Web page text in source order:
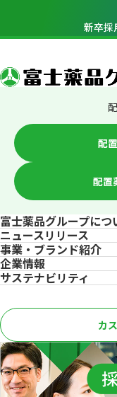
新卒採
配
配置
富士薬品グループにつ
ニュースリリース
事業・ブランド紹介
企業情報
サステナビリティ
カ